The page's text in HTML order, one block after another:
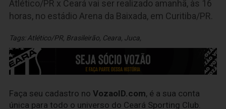
Atlético/PR x Ceará vai ser realizado amanhã, às 16
horas, no estádio Arena da Baixada, em Curitiba/PR.
Tags:Atlético/PR, Brasileirão Ceara Juca
Faça seu cadastro no VozaoID.com, é a sua conta
única para todo o universo do Ceará Sporting Club.